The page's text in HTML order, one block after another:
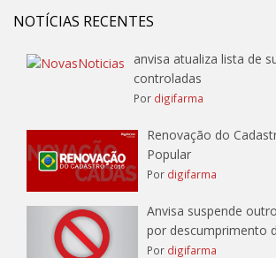
NOTÍCIAS RECENTES
anvisa atualiza lista de
controladas
Por digifarma
Renovação do
Popular
Por digifarma
Anvisa suspende
por descumprimento
Por digifarma